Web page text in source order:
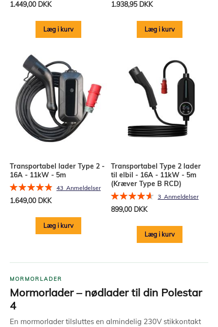
1.449,00 DKK
Læg i kurv
1.938,95 DKK
Læg i kurv
Transportabel lader Type 2 -
16A - 11kW - 5m
Bedømmelse:
43 Anmeldelser
1.649,00 DKK
Læg i kurv
Transportabel Type 2 lader
til elbil - 16A - 11kW - 5m
(Kræver Type B RCD)
Bedømmelse:
3Anmeldelser
899,00 DKK
Læg i kurv
MORMORLADER
Mormorlader – nødlader til din Polestar
4
En mormorlader tilsluttes en almindelig 230V stikkontakt